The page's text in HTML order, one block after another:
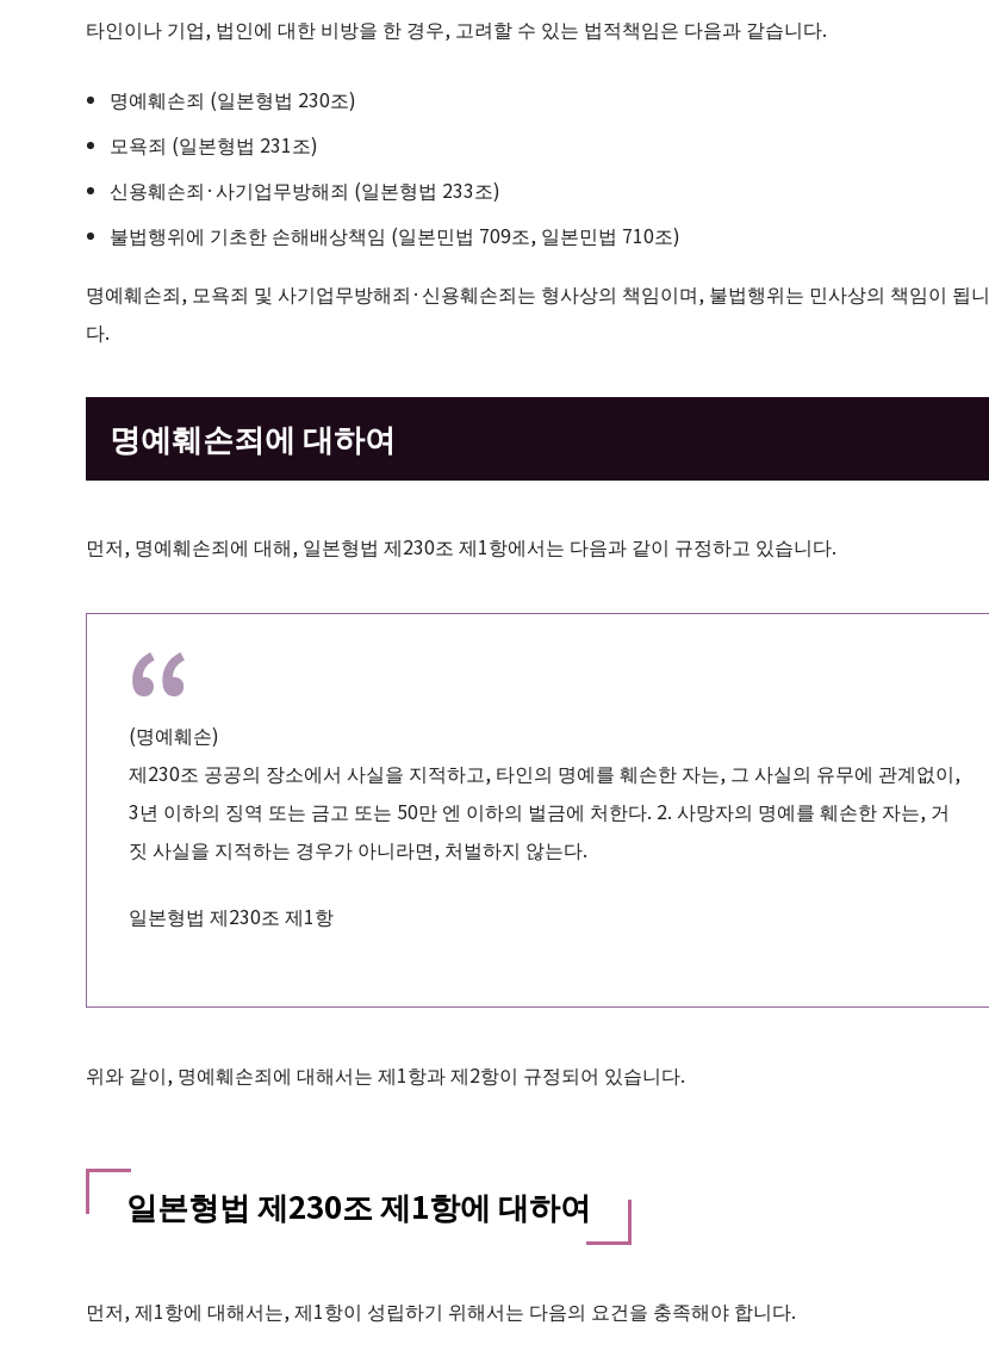
타인이나 기업, 법인에 대한 비방을 한 경우, 고려할 수 있는 법적책임은 다음과 같습니다.
명예훼손죄 (일본형법 230조)
모욕죄 (일본형법 231조)
신용훼손죄·사기업무방해죄 (일본형법 233조)
불법행위에 기초한 손해배상책임 (일본민법 709조, 일본민법 710조)
명예훼손죄, 모욕죄 및 사기업무방해죄·신용훼손죄는 형사상의 책임이며, 불법행위는 민사상의 책임이 됩니
다.
명예훼손죄에 대하여
먼저, 명예훼손죄에 대해, 일본형법 제230조 제1항에서는 다음과 같이 규정하고 있습니다.
(명예훼손)
제230조 공공의 장소에서 사실을 지적하고, 타인의 명예를 훼손한 자는, 그 사실의 유무에 관계없이,
3년 이하의 징역 또는 금고 또는 50만 엔 이하의 벌금에 처한다. 2. 사망자의 명예를 훼손한 자는, 거
짓 사실을 지적하는 경우가 아니라면, 처벌하지 않는다.
일본형법 제230조 제1항
위와 같이, 명예훼손죄에 대해서는 제1항과 제2항이 규정되어 있습니다.
일본형법 제230조 제1항에 대하여
먼저, 제1항에 대해서는, 제1항이 성립하기 위해서는 다음의 요건을 충족해야 합니다.